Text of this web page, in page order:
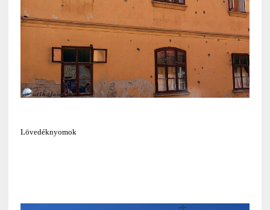
Lövedéknyomok